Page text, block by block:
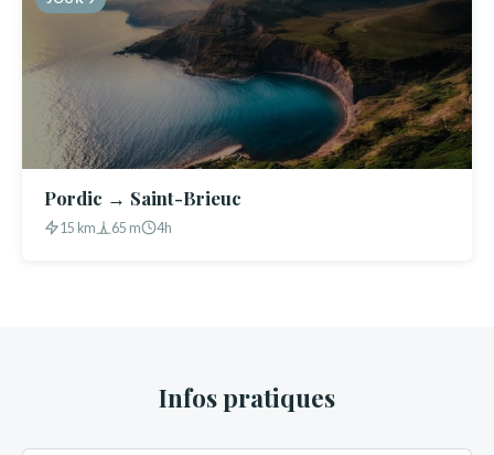
Pordic → Saint-Brieuc
15 km 65 m 4h
Infos pratiques